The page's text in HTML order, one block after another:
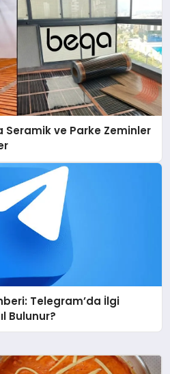
Seramik ve Parke Zeminler
Telegram’da İlgi
Bulunur?